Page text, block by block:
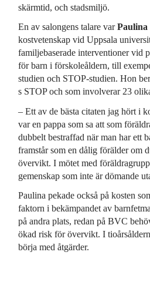
skärmtid, och stadsmiljö.
En av salongens talare varPaulina
kostvetenskap vid Uppsala
familjebaserade interventioner vid
för barn i förskoleåldern, till
studien och STOP-studien. Hon
s STOP och som involverar 23
– Ett av de bästa citaten jag hört i
var en pappa som sa att som
dubbelt bestraffad när man har ett
framstår som en dålig förälder om
övervikt. I mötet med
gemenskap som inte är dömande
Paulina pekade också på kosten
faktorn i bekämpandet av
på andra plats, redan på BVC
ökad risk för övervikt. I
börja med åtgärder.